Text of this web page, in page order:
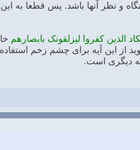
و نظر آنها باشد. پس قطعا
الذین کفروا لیزلقونک بابصارهم
از این آیه براى چشم زخم
دیگرى است.